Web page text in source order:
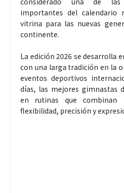
importantes del calendario
vitrina para las nuevas
continente.
La edición 2026 se desarrolla
con una larga tradición en la
eventos deportivos
días, las mejores gimnastas
en rutinas que combinan
flexibilidad, precisión y